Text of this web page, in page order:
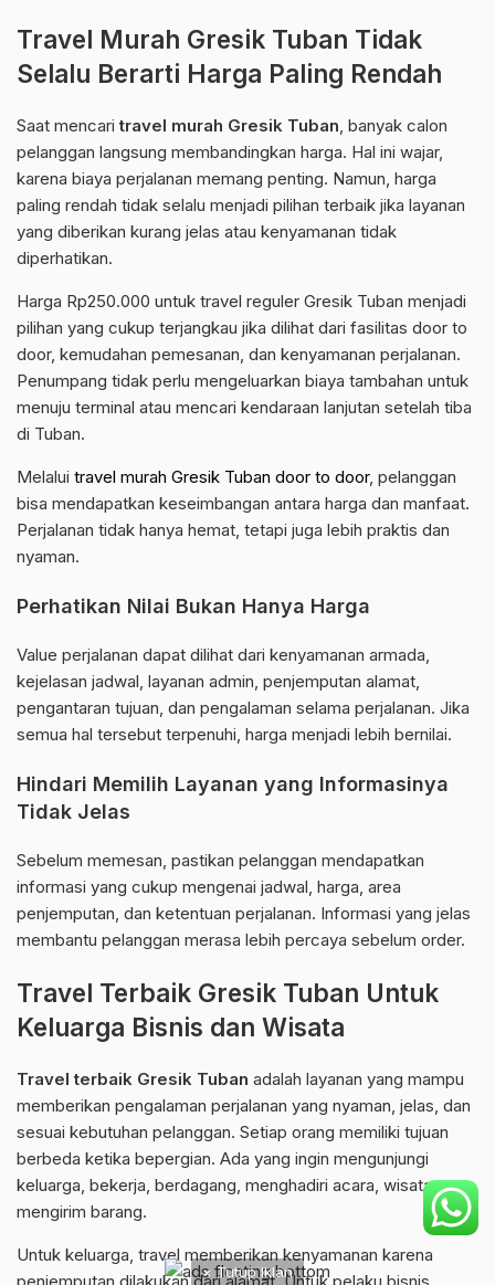
Travel Murah Gresik Tuban Tidak
Selalu Berarti Harga Paling Rendah
Saat mencaritravel murah Gresik Tuban, banyak calon
pelanggan langsung membandingkan harga. Hal ini wajar,
karena biaya perjalanan memang penting. Namun, harga
paling rendah tidak selalu menjadi pilihan terbaik jika layanan
yang diberikan kurang jelas atau kenyamanan tidak
diperhatikan.
Harga Rp250.000 untuk travel reguler Gresik Tuban menjadi
pilihan yang cukup terjangkau jika dilihat dari fasilitas door to
door, kemudahan pemesanan, dan kenyamanan perjalanan.
Penumpang tidak perlu mengeluarkan biaya tambahan untuk
menuju terminal atau mencari kendaraan lanjutan setelah tiba
di Tuban.
Melalui travel murah Gresik Tuban door to door, pelanggan
bisa mendapatkan keseimbangan antara harga dan manfaat.
Perjalanan tidak hanya hemat, tetapi juga lebih praktis dan
nyaman.
Perhatikan Nilai Bukan Hanya Harga
Value perjalanan dapat dilihat dari kenyamanan armada,
kejelasan jadwal, layanan admin, penjemputan alamat,
pengantaran tujuan, dan pengalaman selama perjalanan. Jika
semua hal tersebut terpenuhi, harga menjadi lebih bernilai.
Hindari Memilih Layanan yang Informasinya
Tidak Jelas
Sebelum memesan, pastikan pelanggan mendapatkan
informasi yang cukup mengenai jadwal, harga, area
penjemputan, dan ketentuan perjalanan. Informasi yang jelas
membantu pelanggan merasa lebih percaya sebelum order.
Travel Terbaik Gresik Tuban Untuk
Keluarga Bisnis dan Wisata
Travel terbaik Gresik Tuban adalah layanan yang mampu
memberikan pengalaman perjalanan yang nyaman, jelas, dan
sesuai kebutuhan pelanggan. Setiap orang memiliki tujuan
berbeda ketika bepergian. Ada yang ingin mengunjungi
keluarga, bekerja, berdagang, menghadiri acara, wisata, atau
mengirim barang.
Untuk keluarga, travel memberikan kenyamanan karena
× Tutup Iklan